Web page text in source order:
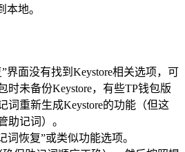
本地。
界面没有找到Keystore相关选项，可
时未备份Keystore，有些TP钱包版
词重新生成Keystore的功能（但这
助记词）。
词恢复”或类似功能选项。